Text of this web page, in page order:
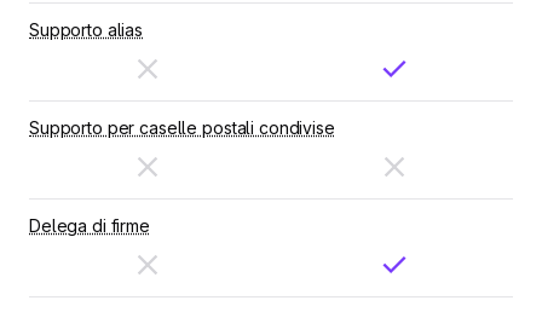
Supporto alias
Supporto per caselle postali condivise
Delega di firme